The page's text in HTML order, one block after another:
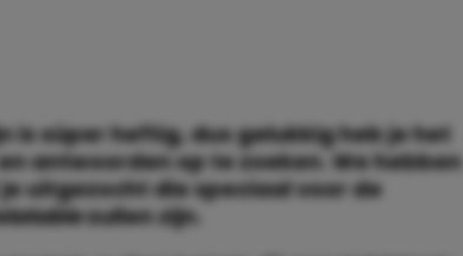
is súper heftig, dus gelukkig heb je het
antwoorden op te zoeken. We hebben
uitgezocht die speciaal voor de
zullen zijn.